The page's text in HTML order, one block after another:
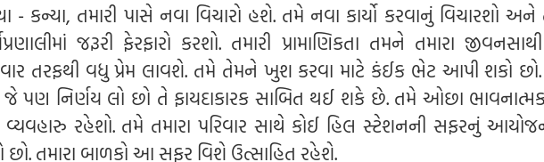
- કન્યા, તમારી પાસે નવા વિચારો હશે. તમે નવા કાર્યો કરવાનું વિચારશો અને
જરૂરી ફેરફારો કરશો. તમારી પ્રામાણિકતા તમને તમારા
તરફથી વધુ પ્રેમ લાવશે. તમે તેમને ખુશ કરવા માટે કંઈક ભેટ આપી શકો
પણ નિર્ણય લો છો તે ફાયદાકારક સાબિત થઈ શકે છે. તમે ઓછા
રહેશો. તમે તમારા પરિવાર સાથે કોઈ હિલ સ્ટેશનની સફરનું
છો. તમારા બાળકો આ સફર વિશે ઉત્સાહિત રહેશે.